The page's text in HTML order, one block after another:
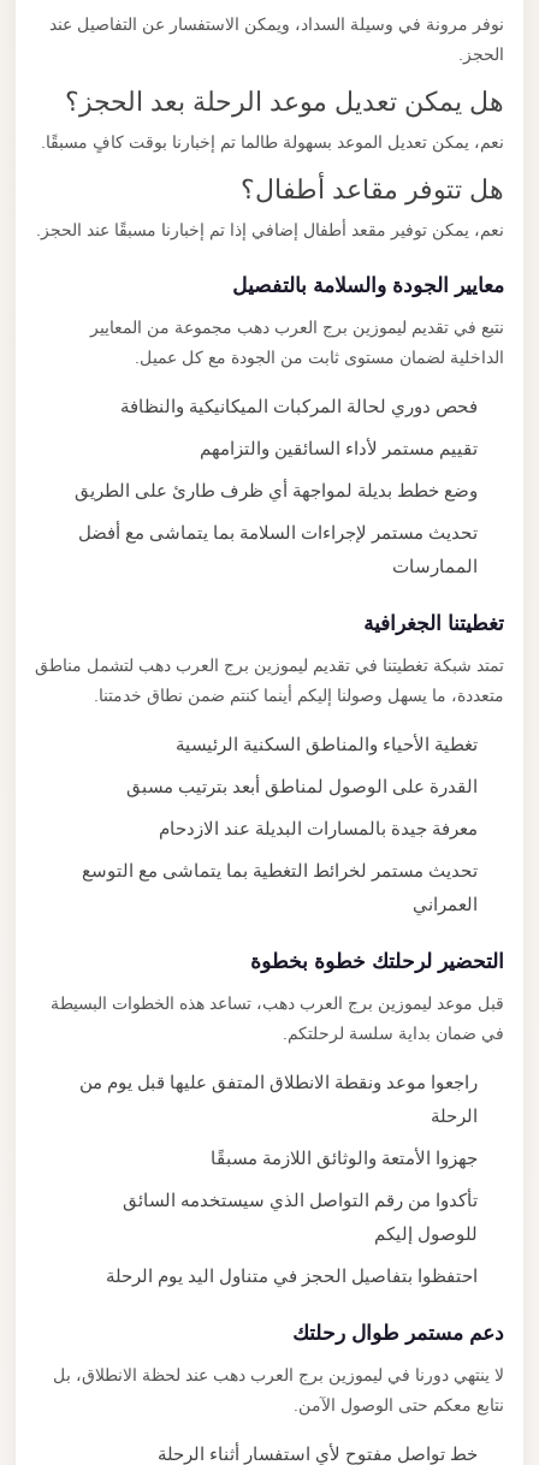
نوفر مرونة في وسيلة السداد، ويمكن الاستفسار عن التفاصيل عند
الحجز.
هل يمكن تعديل موعد الرحلة بعد الحجز؟
نعم، يمكن تعديل الموعد بسهولة طالما تم إخبارنا بوقت كافٍ مسبقًا.
هل تتوفر مقاعد أطفال؟
نعم، يمكن توفير مقعد أطفال إضافي إذا تم إخبارنا مسبقًا عند الحجز.
معايير الجودة والسلامة بالتفصيل
نتبع في تقديم ليموزين برج العرب دهب مجموعة من المعايير
الداخلية لضمان مستوى ثابت من الجودة مع كل عميل.
فحص دوري لحالة المركبات الميكانيكية والنظافة
تقييم مستمر لأداء السائقين والتزامهم
وضع خطط بديلة لمواجهة أي ظرف طارئ على الطريق
تحديث مستمر لإجراءات السلامة بما يتماشى مع أفضل
الممارسات
تغطيتنا الجغرافية
تمتد شبكة تغطيتنا في تقديم ليموزين برج العرب دهب لتشمل مناطق
متعددة، ما يسهل وصولنا إليكم أينما كنتم ضمن نطاق خدمتنا.
تغطية الأحياء والمناطق السكنية الرئيسية
القدرة على الوصول لمناطق أبعد بترتيب مسبق
معرفة جيدة بالمسارات البديلة عند الازدحام
تحديث مستمر لخرائط التغطية بما يتماشى مع التوسع
العمراني
التحضير لرحلتك خطوة بخطوة
قبل موعد ليموزين برج العرب دهب، تساعد هذه الخطوات البسيطة
في ضمان بداية سلسة لرحلتكم.
راجعوا موعد ونقطة الانطلاق المتفق عليها قبل يوم من
الرحلة
جهزوا الأمتعة والوثائق اللازمة مسبقًا
تأكدوا من رقم التواصل الذي سيستخدمه السائق
للوصول إليكم
احتفظوا بتفاصيل الحجز في متناول اليد يوم الرحلة
دعم مستمر طوال رحلتك
لا ينتهي دورنا في ليموزين برج العرب دهب عند لحظة الانطلاق، بل
نتابع معكم حتى الوصول الآمن.
خط تواصل مفتوح لأي استفسار أثناء الرحلة